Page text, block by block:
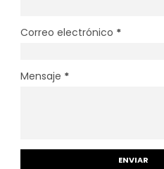
Correo electrónico *
Mensaje *